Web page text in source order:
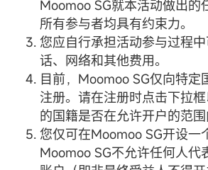
Moomoo SG就本活动做出的
所有参与者均具有约束力。
您应自行承担活动参与过程
话、网络和其他费用。
目前，Moomoo SG仅向特定
注册。请在注册时点击下拉
的国籍是否在允许开户的范围
您仅可在Moomoo SG开设一
Moomoo SG不允许任何人代